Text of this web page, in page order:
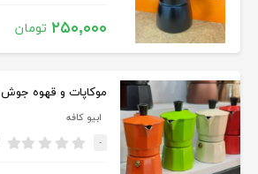
۲۵۰,۰۰۰ تومان
موکاپات و قهوه جوش رنگی
ابیو کافه
-